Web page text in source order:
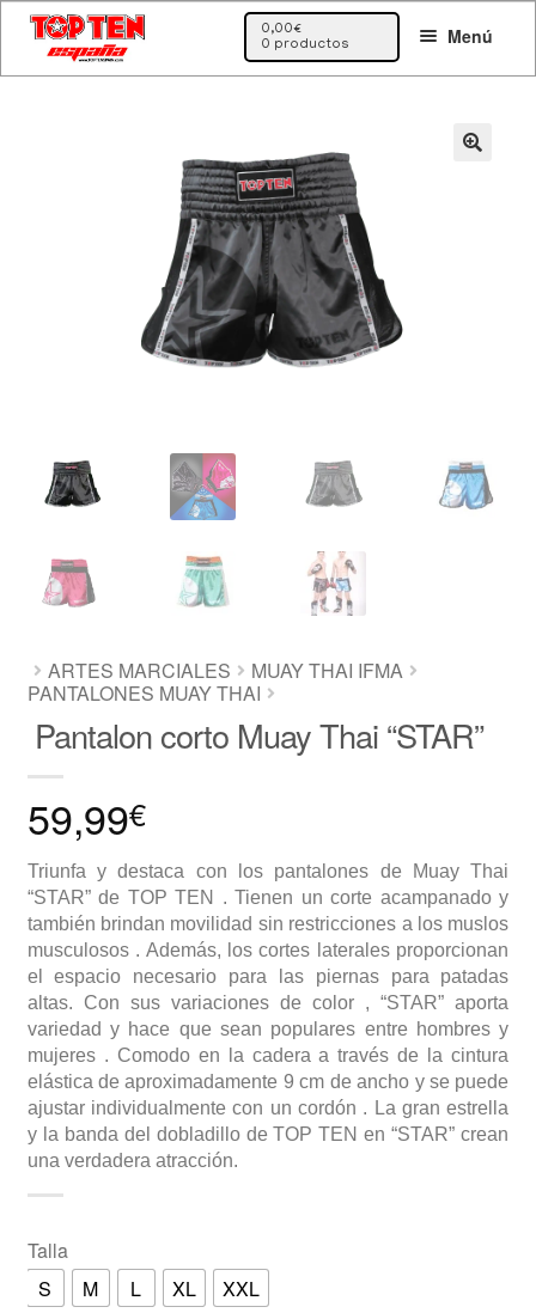
Ir
a
la
Ir
al
contenido
Menú
0,00€
0 productos
ARTES MARCIALES
MUAY THAI IFMA
PANTALONES MUAY THAI
Pantalon corto Muay Thai “STAR”
59,99€
Triunfa y destaca con los pantalones de Muay Thai
“STAR” de TOP TEN . Tienen un corte acampanado y
también brindan movilidad sin restricciones a los muslos
musculosos . Además, los cortes laterales proporcionan
el espacio necesario para las piernas para patadas
altas. Con sus variaciones de color , “STAR” aporta
variedad y hace que sean populares entre hombres y
mujeres . Comodo en la cadera a través de la cintura
elástica de aproximadamente 9 cm de ancho y se puede
ajustar individualmente con un cordón . La gran estrella
y la banda del dobladillo de TOP TEN en “STAR” crean
una verdadera atracción.
Talla
S
M L XL XXL